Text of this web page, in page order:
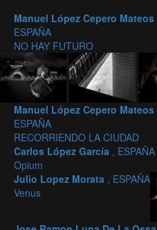
Manuel López Cepero Mateos
ESPAÑA
NO HAY FUTURO
Manuel López Cepero Mateos
ESPAÑA
RECORRIENDO LA CIUDAD
Carlos López García , ESPAÑA
Opium
Julio Lopez Morata , ESPAÑA
Venus